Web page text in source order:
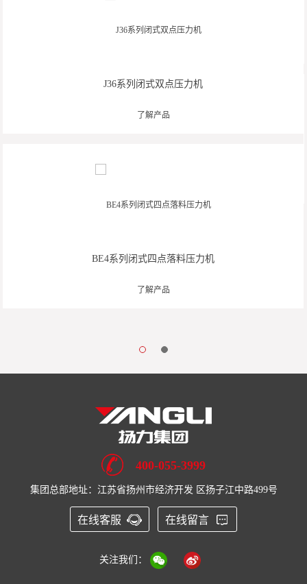
J36系列闭式双点压力机
了解产品
BE4系列闭式四点落料压力机
了解产品
400-055-3999
集团总部地址：江苏省扬州市经济开发 区扬子江中路499号
在线客服 在线留言
关注我们：